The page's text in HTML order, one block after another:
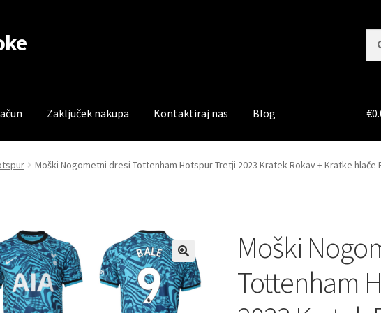
Zaključek nakupa Kontaktiraj nas Blog
Trgovina Zaključek nakupa
€
Moški Nogometni dresi Tottenham Hotspur Tretji 2023 Kratek Rokav + Kratke hlače
Moški
Tottenham